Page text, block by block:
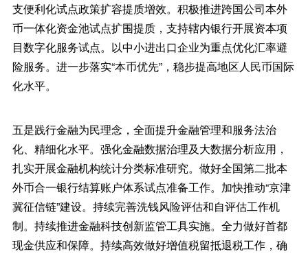
支便利化试点政策扩容提质增效。积极推进跨国公司本外
币一体化资金池试点扩围提质，支持辖内银行开展资本项
目数字化服务试点。以中小进出口企业为重点优化汇率避
险服务。进一步落实“本币优先”，稳步提高地区人民币国际
化水平。
五是践行金融为民理念，全面提升金融管理和服务法治
化、精细化水平。强化金融数据治理及大数据分析应用，
扎实开展金融机构统计分类标准研究。做好全国第二批本
外币合一银行结算账户体系试点准备工作。加快推动“京津
冀征信链”建设。持续完善洗钱风险评估和自评估工作机
制。持续推进金融科技创新监管工具实施。全力做好首都
现金供应和保障。持续高效做好增值税留抵退税工作，确